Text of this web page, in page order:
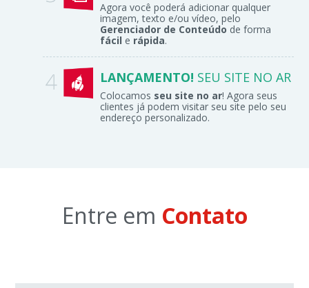
Agora você poderá adicionar qualquer
imagem, texto e/ou vídeo, pelo
Gerenciador de Conteúdo de forma
fácil e rápida.
LANÇAMENTO! SEU SITE NO AR
Colocamos seu site no ar! Agora seus
clientes já podem visitar seu site pelo seu
endereço personalizado.
Entre em Contato